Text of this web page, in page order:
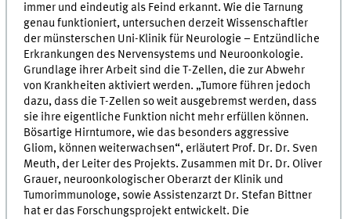
immer und eindeutig als Feind erkannt. Wie die Tarnung
genau funktioniert, untersuchen derzeit Wissenschaftler
der münsterschen Uni-Klinik für Neurologie – Entzündliche
Erkrankungen des Nervensystems und Neuroonkologie.
Grundlage ihrer Arbeit sind die T-Zellen, die zur Abwehr
von Krankheiten aktiviert werden. „Tumore führen jedoch
dazu, dass die T-Zellen so weit ausgebremst werden, dass
sie ihre eigentliche Funktion nicht mehr erfüllen können.
Bösartige Hirntumore, wie das besonders aggressive
Gliom, können weiterwachsen“, erläutert Prof. Dr. Dr. Sven
Meuth, der Leiter des Projekts. Zusammen mit Dr. Dr. Oliver
Grauer, neuroonkologischer Oberarzt der Klinik und
Tumorimmunologe, sowie Assistenzarzt Dr. Stefan Bittner
hat er das Forschungsprojekt entwickelt. Die